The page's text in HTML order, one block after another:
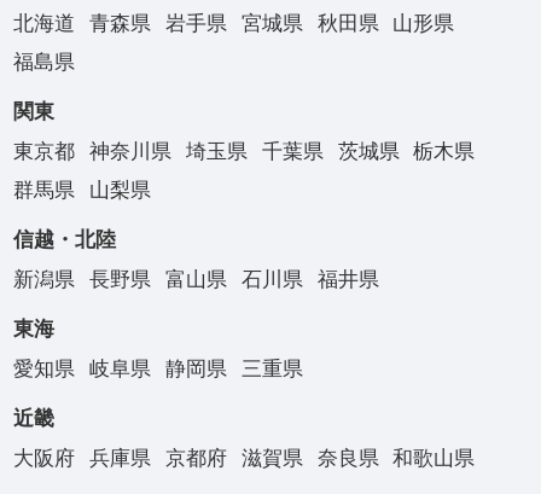
北海道
青森県 岩手県 宮城県 秋田県
山形県
福島県
関東
東京都
神奈川県 埼玉県 千葉県 茨城県
栃木県
群馬県
山梨県
信越・北陸
新潟県
長野県 富山県 石川県 福井県
東海
愛知県
岐阜県 静岡県 三重県
近畿
大阪府
兵庫県 京都府 滋賀県 奈良県 和歌山県